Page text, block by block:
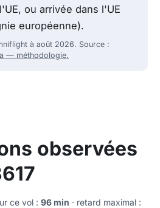
ou arrivée dans l'UE
européenne).
à août 2026. Source :
— méthodologie.
observées
ce vol : 96 min · retard maximal :